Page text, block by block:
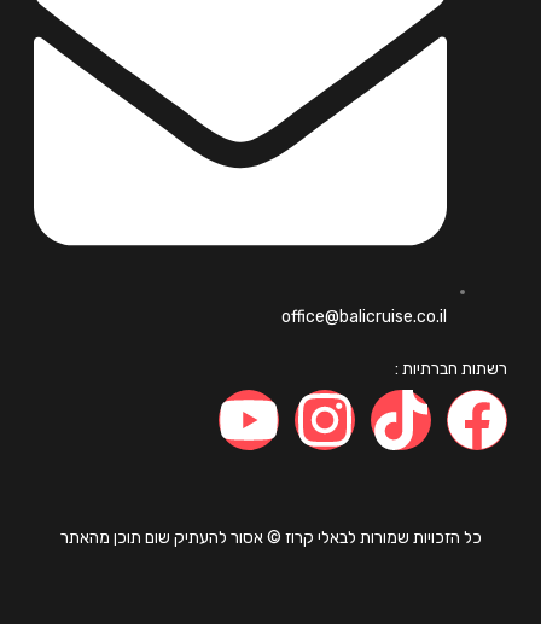
office@balicruise.co.il
חברתיות :
כל הזכויות שמורות לבאלי קרוז © אסור להעתיק שום תוכן מהאתר